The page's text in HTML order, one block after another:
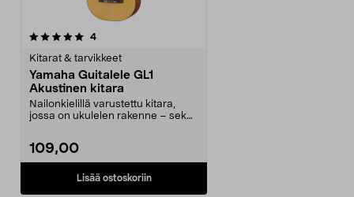
4arvostelut
Kitarat & tarvikkeet
Yamaha Guitalele GL1
Akustinen kitara
Nailonkielillä varustettu kitara,
jossa on ukulelen rakenne – sekä
109,00
Lisää ostoskoriin